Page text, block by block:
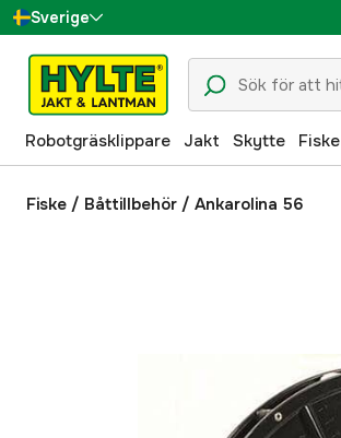
Sverige
Danmark
Suomi
Norge
Deutschland
Robotgräsklippare Jakt Skytte Fiske
Fiske / Båttillbehör / Ankarolina 56